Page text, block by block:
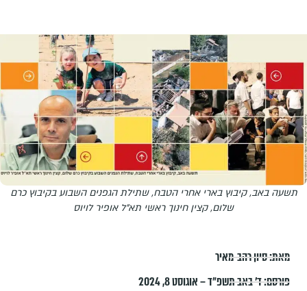
תשעה באב, קיבוץ בארי אחרי הטבח, שתילת הגפנים השבוע בקיבוץ כרם
שלום, קצין חינוך ראשי תא"ל אופיר לויוס
מאת:סיון רהב-מאיר
פורסם:ד׳ באב תשפ״ד – אוגוסט 8, 2024